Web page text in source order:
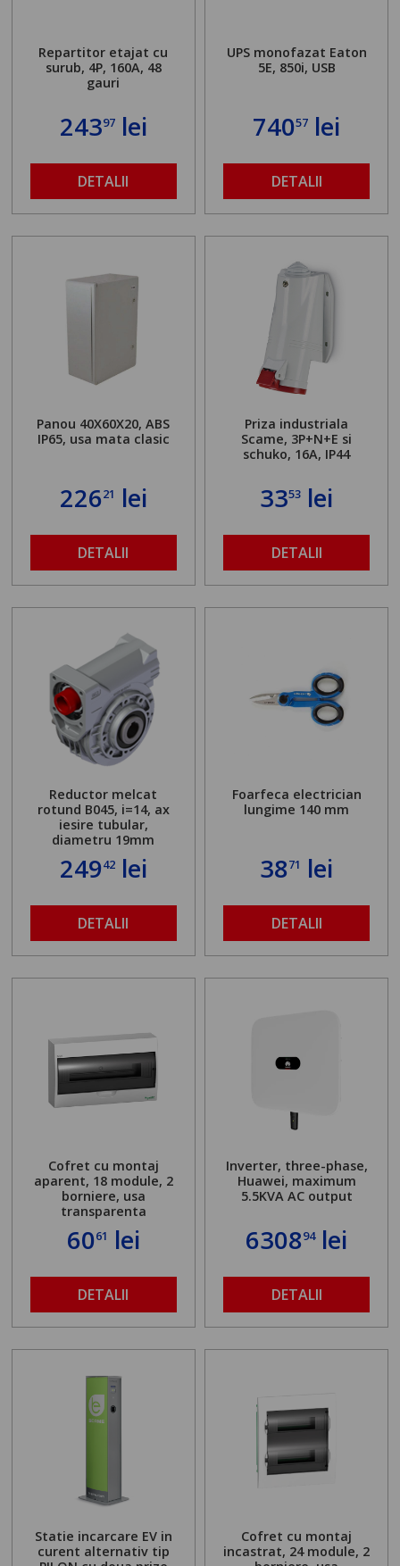
Repartitor etajat cu
surub, 4P, 160A, 48
gauri
24397lei
DETALII
UPS monofazat Eaton
5E, 850i, USB
74057 lei
DETALII
Panou 40X60X20, ABS
IP65, usa mata clasic
22621 lei
DETALII
Priza industriala
Scame, 3P+N+E si
schuko, 16A, IP44
3353 lei
DETALII
Reductor melcat
rotund B045, i=14, ax
iesire tubular,
diametru 19mm
24942lei
DETALII
Foarfeca electrician
lungime 140 mm
3871 lei
DETALII
Cofret cu montaj
aparent, 18 module, 2
borniere, usa
transparenta
6061 lei
DETALII
Inverter, three-phase,
Huawei, maximum
5.5KVA AC output
630894lei
DETALII
Statie incarcare EV in
curent alternativ tip
Cofret cu montaj
incastrat, 24 module, 2